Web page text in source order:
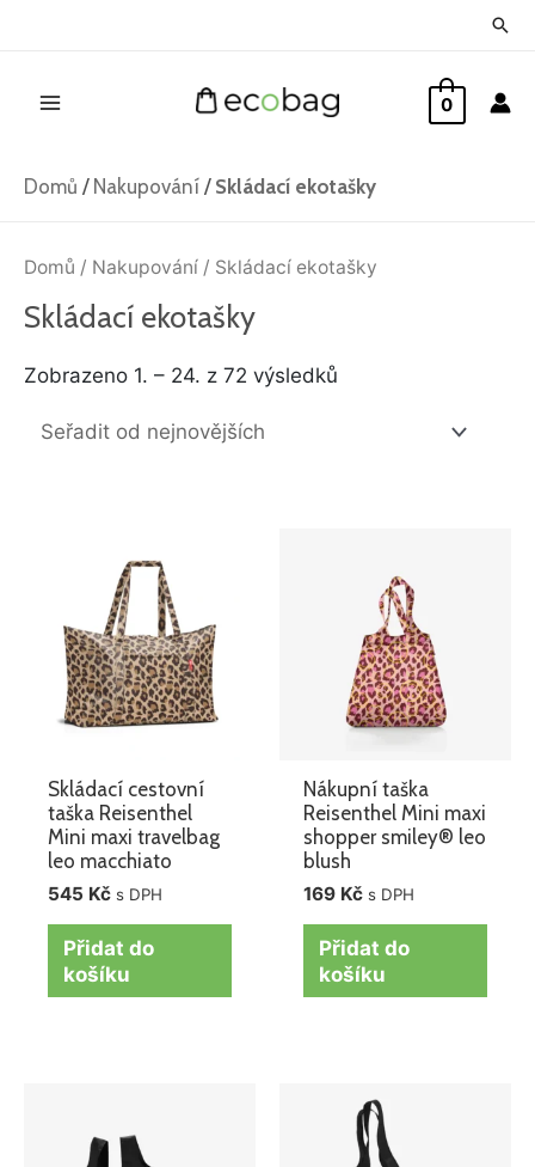
0
Domů / Nakupování / Skládací ekotašky
Domů / Nakupování / Skládací ekotašky
Skládací ekotašky
Zobrazeno 1. – 24. z 72 výsledků
nejnovějších
Skládací cestovní
taška Reisenthel
Mini maxi travelbag
leo macchiato
545 Kč s DPH
Přidat do
košíku
Nákupní taška
Reisenthel Mini maxi
shopper smiley® leo
blush
169 Kč s DPH
Přidat do
košíku